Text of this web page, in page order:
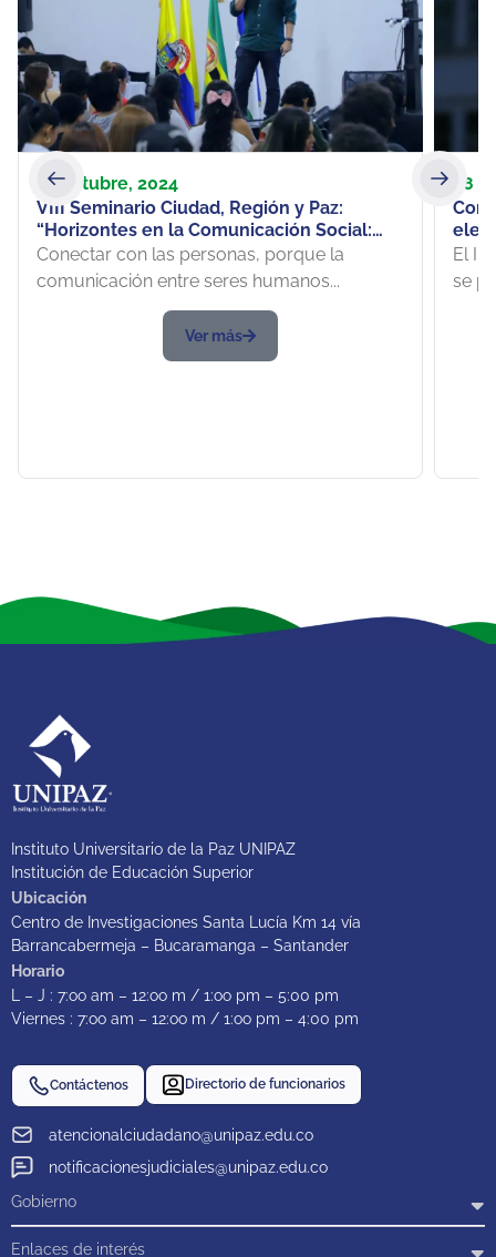
23 octubre, 2024
VIII Seminario Ciudad, Región y Paz:
“Horizontes en la Comunicación Social:
Retos y Oportunidades Profesionales”
Conectar con las personas, porque la
comunicación entre seres humanos...
Ver más
28
El
se
Instituto Universitario de la Paz UNIPAZ
Institución de Educación Superior
Ubicación
Centro de Investigaciones Santa Lucía Km 14 vía
Barrancabermeja – Bucaramanga – Santander
Horario
L – J : 7:oo am – 12:oo m / 1:oo pm – 5:00 pm
Viernes : 7:oo am – 12:oo m / 1:oo pm – 4:00 pm
atencionalciudadano@unipaz.edu.co
notificacionesjudiciales@unipaz.edu.co
Contáctenos Directorio de funcionarios
Gobierno
Enlaces de interés